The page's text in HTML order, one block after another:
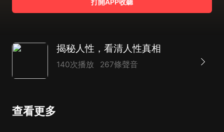
揭秘人性，看清人性真相
140次播放 267條聲音
查看更多